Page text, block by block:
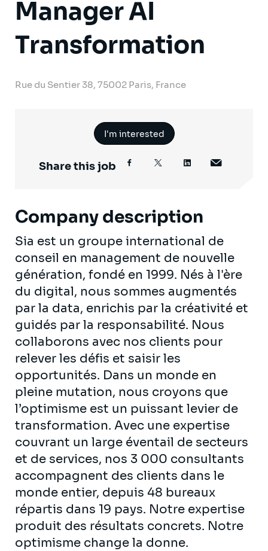
Manager AI
Transformation
Rue du Sentier 38, 75002 Paris, France
I'm interested
Share this job
Company description
Sia est un groupe international de
conseil en management de nouvelle
génération, fondé en 1999. Nés à l'ère
du digital, nous sommes augmentés
par la data, enrichis par la créativité et
guidés par la responsabilité. Nous
collaborons avec nos clients pour
relever les défis et saisir les
opportunités. Dans un monde en
pleine mutation, nous croyons que
l’optimisme est un puissant levier de
transformation. Avec une expertise
couvrant un large éventail de secteurs
et de services, nos 3 000 consultants
accompagnent des clients dans le
monde entier, depuis 48 bureaux
répartis dans 19 pays. Notre expertise
produit des résultats concrets. Notre
optimisme change la donne.